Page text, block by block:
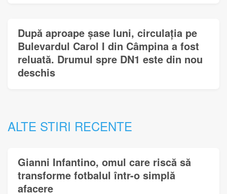
După aproape șase luni, circulația pe
Bulevardul Carol I din Câmpina a fost
reluată. Drumul spre DN1 este din nou
deschis
ALTE STIRI RECENTE
Gianni Infantino, omul care riscă să
transforme fotbalul într-o simplă
afacere